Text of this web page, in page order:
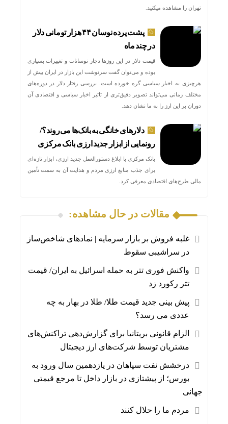
تهران را مشاهده میکنید.
پشت پرده نوسان ۴۴ هزار تومانی دلار
در چند ماه
قیمت دلار در این روزها دچار نوسانات و تغییرات بسیاری
بوده و می‌توان گفت سرنوشت این بازار در ایران بیش از
هرچیزی به اخبار سیاسی گره خورده است. بررسی رفتار دلار در دوره‌های
مختلف زمانی می‌تواند تصویر دقیق‌تری از تاثیر اخبار سیاسی و اقتصادی آن
دوران بر این ارز را به ما نشان دهد.
دلارهای خانگی به بانک‌ها می‌روند؟/
رونمایی از ابزار جدید ارزی بانک مرکزی
بانک مرکزی با ابلاغ دستورالعمل جدید ارزی، ابزار تازه‌ای
برای جذب منابع ارزی مردم و هدایت آن به سمت تأمین
مالی طرح‌های اقتصادی معرفی کرد.
مقالات در حال مشاهده:
غلبه فروش بر بازار سرمایه | نمادهای شاخص‌ساز
در سراشیبی سقوط
واکنش فوری تتر به حمله اسرائیل به ایران/ قیمت
تتر رکورد زد
پیش بینی جدید قیمت طلا/ طلا در بهار به چه
عددی می رسد؟
الزام قانونی بریتانیا برای گزارش‌دهی تراکنش‌های
مشتریان توسط شرکت‌های ارز دیجیتال
درخشش نفت سپاهان در یازدهمین سال ورود به
بورس؛ از پیشتازی در بازار داخل تا مرجع قیمتی
جهانی
مردم ما را حلال کنند